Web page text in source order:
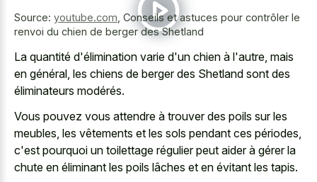
Source: youtube.com Conseils et astuces pour contrôler le
renvoi du chien de berger des Shetland
La quantité d'élimination varie d'un chien à l'autre, mais
en général, les chiens de berger des Shetland sont des
éliminateurs modérés.
Vous pouvez vous attendre à trouver des poils sur les
meubles, les vêtements et les sols pendant ces périodes,
c'est pourquoi un toilettage régulier peut aider à gérer la
chute en éliminant les poils lâches et en évitant les tapis.